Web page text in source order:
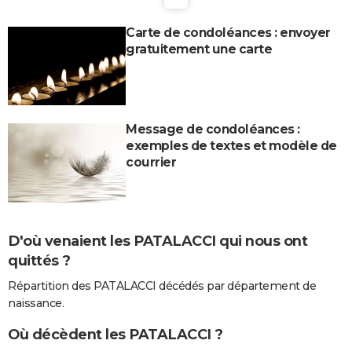
Carte de condoléances : envoyer
gratuitement une carte
Message de condoléances :
exemples de textes et modèle de
courrier
D'où venaient les PATALACCI qui nous ont
quittés ?
Répartition des PATALACCI décédés par département de
naissance.
Où décèdent les PATALACCI ?